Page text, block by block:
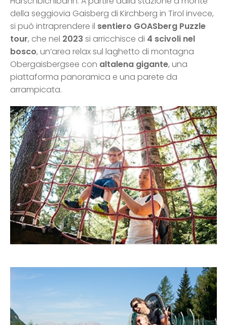
della seggiovia Gaisberg di Kirchberg in Tirol invece,
si può intraprendere il sentiero GOASberg Puzzle
tour, che nel 2023 si arricchisce di 4 scivoli nel
bosco, un’area relax sul laghetto di montagna
Obergaisbergsee con altalena gigante, una
piattaforma panoramica e una parete da
arrampicata.